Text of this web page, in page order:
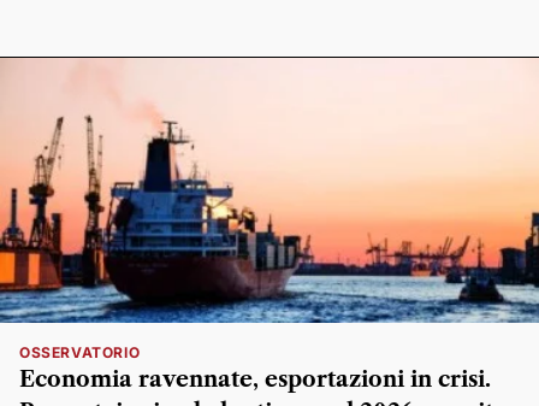
OSSERVATORIO
Economia ravennate, esportazioni in crisi.